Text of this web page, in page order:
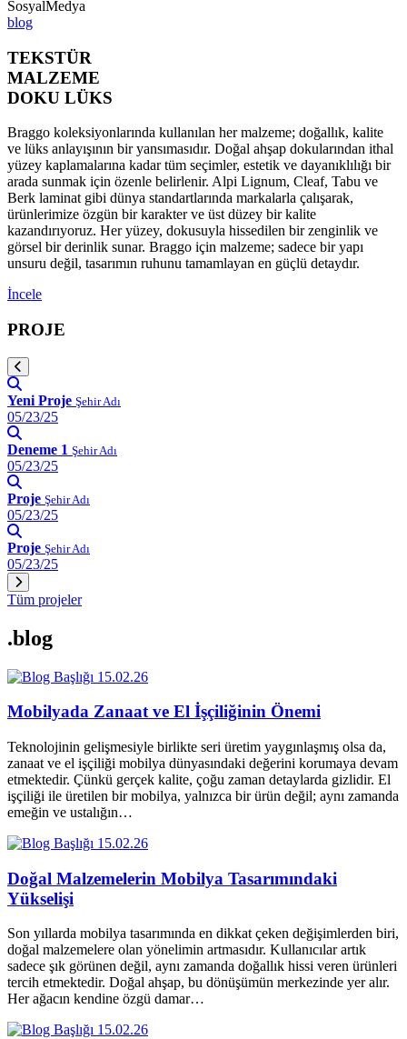
SosyalMedya
blog
TEKSTÜR
MALZEME
DOKU LÜKS
Braggo koleksiyonlarında kullanılan her malzeme; doğallık, kalite
ve lüks anlayışının bir yansımasıdır. Doğal ahşap dokularından ithal
yüzey kaplamalarına kadar tüm seçimler, estetik ve dayanıklılığı bir
arada sunmak için özenle belirlenir. Alpi Lignum, Cleaf, Tabu ve
Berk laminat gibi dünya standartlarında markalarla çalışarak,
ürünlerimize özgün bir karakter ve üst düzey bir kalite
kazandırıyoruz. Her yüzey, dokusuyla hissedilen bir zenginlik ve
görsel bir derinlik sunar. Braggo için malzeme; sadece bir yapı
unsuru değil, tasarımın ruhunu tamamlayan en güçlü detaydır.
İncele
PROJE
Yeni Proje Şehir Adı
05/23/25
Deneme 1 Şehir Adı
05/23/25
Proje Şehir Adı
05/23/25
Proje Şehir Adı
05/23/25
Tüm projeler
.blog
15.02.26
Mobilyada Zanaat ve El İşçiliğinin Önemi
Teknolojinin gelişmesiyle birlikte seri üretim yaygınlaşmış olsa da,
zanaat ve el işçiliği mobilya dünyasındaki değerini korumaya devam
etmektedir. Çünkü gerçek kalite, çoğu zaman detaylarda gizlidir. El
işçiliği ile üretilen bir mobilya, yalnızca bir ürün değil; aynı zamanda
emeğin ve ustalığın…
15.02.26
Doğal Malzemelerin Mobilya Tasarımındaki
Yükselişi
Son yıllarda mobilya tasarımında en dikkat çeken değişimlerden biri,
doğal malzemelere olan yönelimin artmasıdır. Kullanıcılar artık
sadece şık görünen değil, aynı zamanda doğallık hissi veren ürünleri
tercih etmektedir. Doğal ahşap, bu dönüşümün merkezinde yer alır.
Her ağacın kendine özgü damar…
15.02.26